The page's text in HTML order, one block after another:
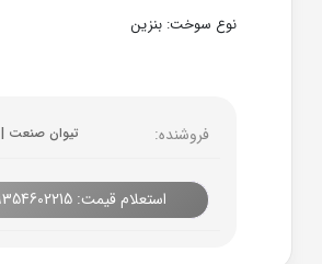
نوع سوخت: بنزین
فروشنده: تیوان صنعت | T1Sanat
استعلام قیمت: 09354602215